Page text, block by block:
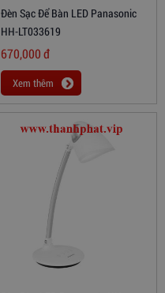
Đèn Sạc Để Bàn LED Panasonic
HH-LT033619
670,000đ
Xem thêm